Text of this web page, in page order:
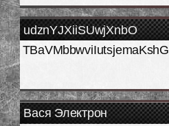
udznYJXiiSUwjXnbO
TBaVMbbwviIutsjemaKshG
Вася Электрон